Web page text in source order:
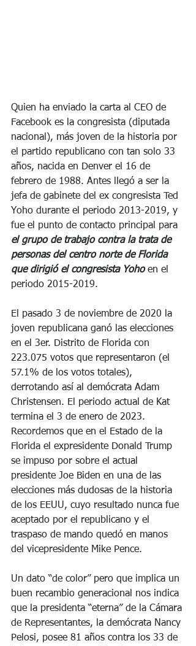
Quien ha enviado la carta al CEO de
Facebook es la congresista (diputada
nacional), más joven de la historia por
el partido republicano con tan solo 33
años, nacida en Denver el 16 de
febrero de 1988. Antes llegó a ser la
jefa de gabinete del ex congresista Ted
Yoho durante el periodo 2013-2019, y
fue el punto de contacto principal para
el grupo de trabajo contra la trata de
personas del centro norte de Florida
que dirigió el congresista Yoho en el
periodo 2015-2019.
El pasado 3 de noviembre de 2020 la
joven republicana ganó las elecciones
en el 3er. Distrito de Florida con
223.075 votos que representaron (el
57.1% de los votos totales),
derrotando así al demócrata Adam
Christensen. El periodo actual de Kat
termina el 3 de enero de 2023.
Recordemos que en el Estado de la
Florida el expresidente Donald Trump
se impuso por sobre el actual
presidente Joe Biden en una de las
elecciones más dudosas de la historia
de los EEUU, cuyo resultado nunca fue
aceptado por el republicano y el
traspaso de mando quedó en manos
del vicepresidente Mike Pence.
Un dato “de color” pero que implica un
buen recambio generacional nos indica
que la presidenta “eterna” de la Cámara
de Representantes, la demócrata Nancy
Pelosi, posee 81 años contra los 33 de